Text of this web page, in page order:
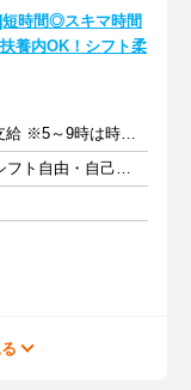
短時間◎スキマ時間
養内OK！シフト柔
時給1100円以上＋交通費支給 ※5～9時は時給1150円
週2日以上 1日3時間以上 シフト自由・自己申告